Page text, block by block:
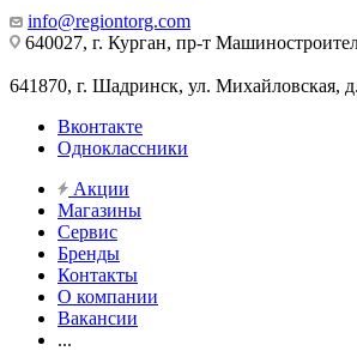
info@regiontorg.com
640027, г. Курган, пр-т
641870, г. Шадринск, ул. Михайловская,
Вконтакте
Одноклассники
Акции
Магазины
Сервис
Бренды
Контакты
О компании
Вакансии
...